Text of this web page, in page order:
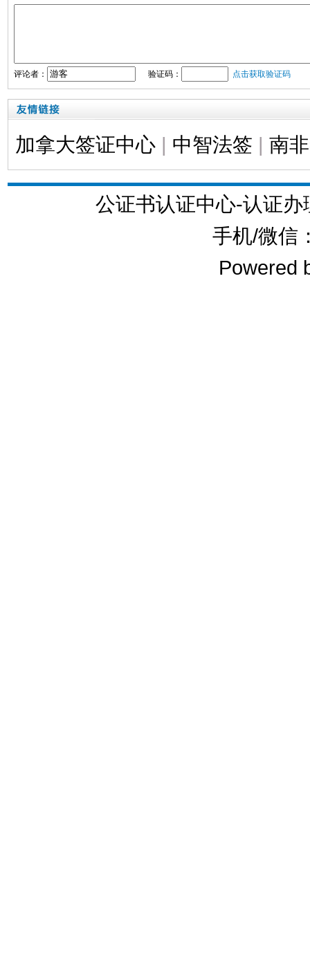
评论者： 验证码： 点击获取验证码
加拿大签证中心 | 中智法签 | 南
公证书认证中心-认证
手机/微信
Powered